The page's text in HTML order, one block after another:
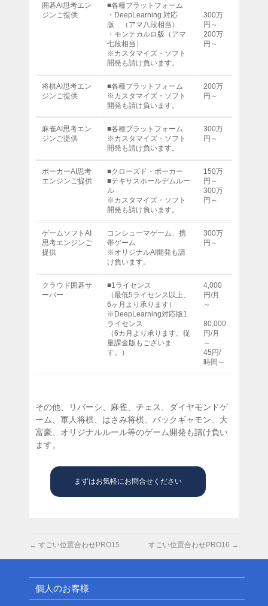
囲碁AI思考エン
ジンご提供
■各種プラットフォーム
・DeepLearning 対応
版 （アマ八段相当）
・モンテカルロ版（アマ
七段相当）
※カスタマイズ・ソフト
開発も請け負います。
300万
円～
200万
円～
将棋AI思考エン
ジンご提供
■各種プラットフォーム
※カスタマイズ・ソフト
開発も請け負います。
200万
円～
麻雀AI思考エン
ジンご提供
■各種プラットフォーム
※カスタマイズ・ソフト
開発も請け負います。
300万
円～
ポーカーAI思考
エンジンご提供
■クローズド・ポーカー
■テキサスホールデムルー
ル
※カスタマイズ・ソフト
開発も請け負います。
150万
円～
300万
円～
ゲームソフトAI
思考エンジンご
提供
コンシューマゲーム、携
帯ゲーム
※オリジナルAI開発も請
け負います。
300万
円～
クラウド囲碁サ
ーバー
■1ライセンス
（最低5ライセンス以上、
6ヶ月より承ります）
※DeepLearning対応版1
ライセンス
（6カ月より承ります。従
量課金版もございま
す。）
4,000
円/月
～
80,000
円/月
～
45円/
時間～
その他、リバーシ、麻雀、チェス、ダイヤモンドゲ
ーム、軍人将棋、はさみ将棋、バックギャモン、大
富豪、オリジナルルール等のゲーム開発も請け負い
ます。
まずはお気軽にお問合せください
← すごい位置合わせPRO15 すごい位置合わせPRO16 →
個人のお客様